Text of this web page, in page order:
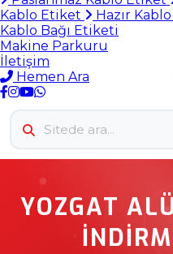
Kablo Etiket
Hazır
Kablo Bağı Etiketi
Makine Parkuru
İletişim
Hemen Ara
YOZGAT